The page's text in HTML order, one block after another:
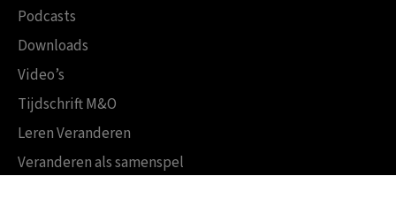
Podcasts
Downloads
Video’s
Tijdschrift M&O
Leren Veranderen
Veranderen als samenspel